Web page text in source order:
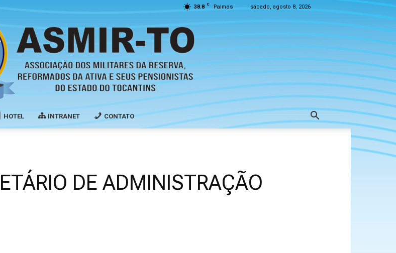
38.8 C Palmas sábado, agosto 8, 2026
HOTEL INTRANET CONTATO
DE ADMINISTRAÇÃO